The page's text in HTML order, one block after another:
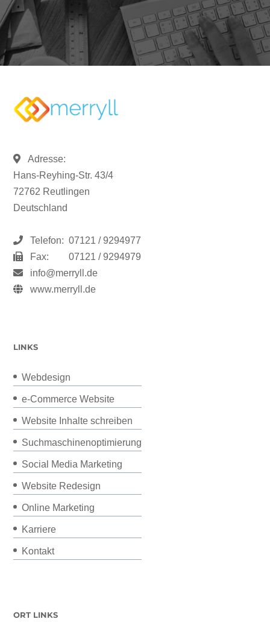
Adresse:
Hans-Reyhing-Str. 43/4
72762 Reutlingen
Deutschland
Telefon: 07121 / 9294977
Fax:
07121 / 9294979
info@merryll.de
www.merryll.de
LINKS
Webdesign
e-Commerce Website
Website Inhalte schreiben
Suchmaschinenoptimierung
Social Media Marketing
Website Redesign
Online Marketing
Karriere
Kontakt
ORT LINKS